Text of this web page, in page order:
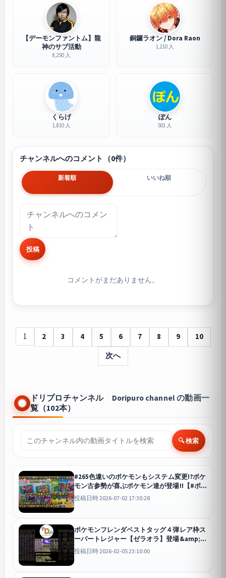
【デーモンファントム】龍
神のサブ活動
8,250 人
銅鑼ラオン / Dora Raon
1,210 人
くらげ
1,810 人
ぽん
501 人
チャンネルへのコメント（0件）
新着順 いいね順
投稿
コメントがまだありません。
1 2 3 4 5 6 7 8 9
10
次へ
ドリプロチャンネル Doripuro channel の動画一
覧（102本）
🔍 検索
#265色違いのポケモンもシステム変更!?ポケ
モン古参勢が喜ぶポケモン達が登場!!【#ポケ
モンフレンダ(#pokemonfrienda)ベストタ
ッグ5弾】
投稿日時 2026-07-02 17:30:28
ポケモンフレンダベストタッグ４弾レア枠ス
ーパートレジャー【ゼラオラ】登場&amp;ゲ
ットシーン【#ポケモンフレンダ
(#pokemonfrienda)ベストタッグ4弾ゲーム
投稿日時 2026-02-05 23:10:00